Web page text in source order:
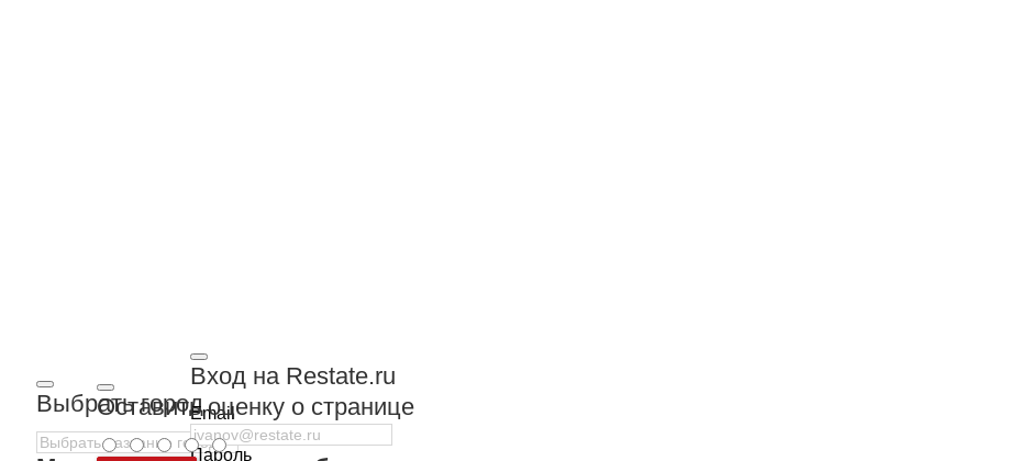
Выбрать город
Вход на Restate.ru
Email
Пароль
Оставить оценку о странице